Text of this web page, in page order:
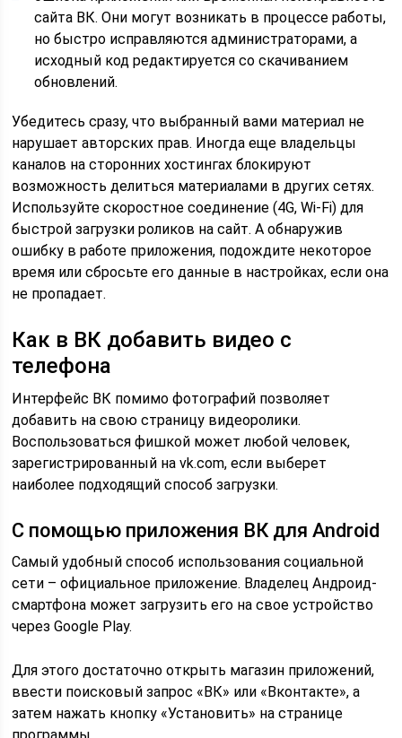
сайта ВК. Они могут возникать в процессе работы,
но быстро исправляются администраторами, а
исходный код редактируется со скачиванием
обновлений.
Убедитесь сразу, что выбранный вами материал не
нарушает авторских прав. Иногда еще владельцы
каналов на сторонних хостингах блокируют
возможность делиться материалами в других сетях.
Используйте скоростное соединение (4G, Wi-Fi) для
быстрой загрузки роликов на сайт. А обнаружив
ошибку в работе приложения, подождите некоторое
время или сбросьте его данные в настройках, если она
не пропадает.
Как в ВК добавить видео с
телефона
Интерфейс ВК помимо фотографий позволяет
добавить на свою страницу видеоролики.
Воспользоваться фишкой может любой человек,
зарегистрированный на vk.com, если выберет
наиболее подходящий способ загрузки.
С помощью приложения ВК для Android
Самый удобный способ использования социальной
сети – официальное приложение. Владелец Андроид-
смартфона может загрузить его на свое устройство
через Google Play.
Для этого достаточно открыть магазин приложений,
ввести поисковый запрос «ВК» или «Вконтакте», а
затем нажать кнопку «Установить» на странице